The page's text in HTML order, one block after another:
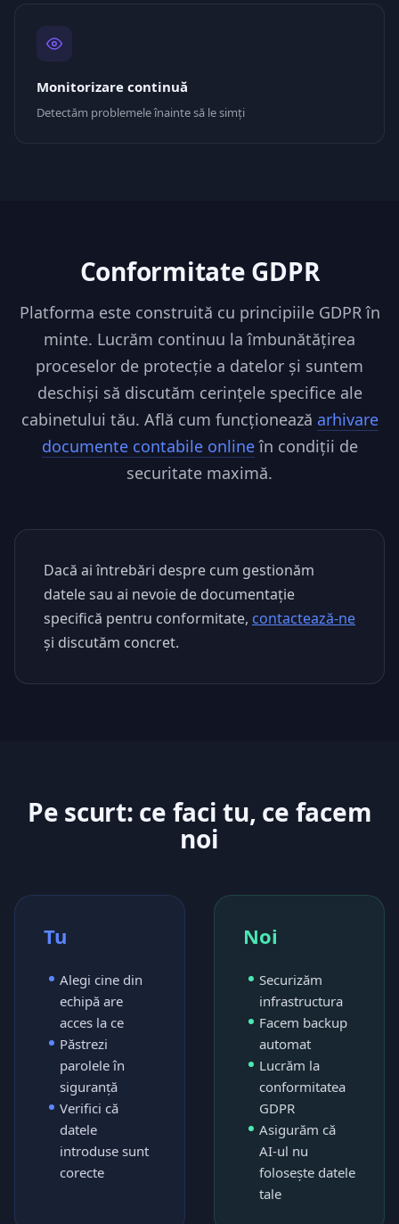
Monitorizare continuă
Detectăm problemele înainte să le simți
Conformitate GDPR
Platforma este construită cu principiile GDPR în
minte. Lucrăm continuu la îmbunătățirea
proceselor de protecție a datelor și suntem
deschiși să discutăm cerințele specifice ale
cabinetului tău. Află cum funcționează arhivare
documente contabile onlineîn condiții de
securitate maximă.
Dacă ai întrebări despre cum gestionăm
datele sau ai nevoie de documentație
specifică pentru conformitate, contactează-ne
și discutăm concret.
Pe scurt: ce faci tu, ce facem
noi
Tu
Alegi cine din
echipă are
acces la ce
Păstrezi
parolele în
siguranță
Verifici că
datele
introduse sunt
corecte
Noi
Securizăm
infrastructura
Facem backup
automat
Lucrăm la
conformitatea
GDPR
Asigurăm că
AI-ul nu
folosește datele
tale